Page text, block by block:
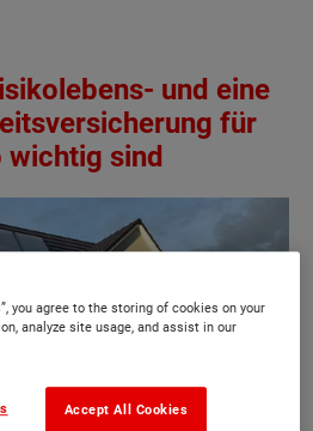
und eine
für
wichtig sind
you agree to the storing of cookies on your
analyze site usage, and assist in our
Accept All Cookies